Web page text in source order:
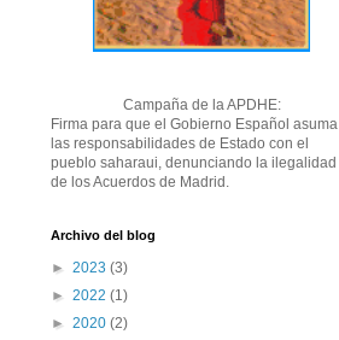
Campaña de la APDHE:
Firma para que el Gobierno Español asuma
las responsabilidades de Estado con el
pueblo saharaui, denunciando la ilegalidad
de los Acuerdos de Madrid.
Archivo del blog
► 2023 (3)
► 2022 (1)
► 2020 (2)